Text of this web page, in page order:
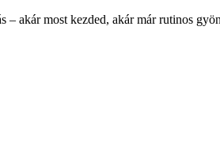
akár most kezded, akár már rutinos